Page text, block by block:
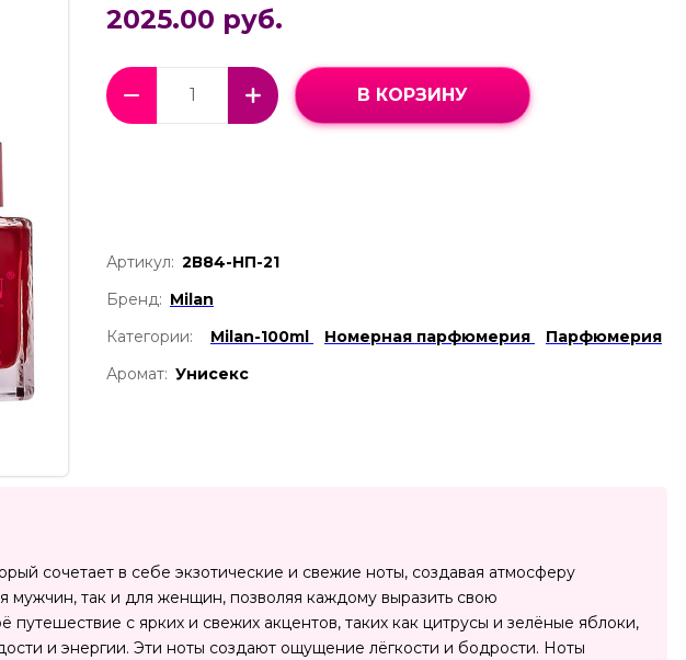
2025.00 руб.
В КОРЗИНУ
Артикул: 2В84-НП-21
Бренд: Milan
Категории:
Milan-100ml Номерная парфюмерия
Парфюмерия
Аромат: Унисекс
сочетает в себе экзотические и свежие ноты, создавая атмосферу
мужчин, так и для женщин, позволяя каждому выразить свою
с ярких и свежих акцентов, таких как цитрусы и зелёные яблоки,
и энергии. Эти ноты создают ощущение лёгкости и бодрости. Ноты